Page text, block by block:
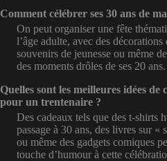
Comment célébrer ses 30 ans de
On peut organiser une fête
l’âge adulte, avec des
souvenirs de jeunesse ou même
des moments drôles de ses 20 ans.
Quelles sont les meilleures idées
pour un trentenaire ?
Des cadeaux tels que des t-shirts
passage à 30 ans, des livres sur «
ou même des gadgets comiques
touche d’humour à cette